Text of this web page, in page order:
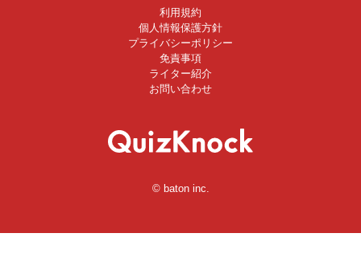
利用規約
個人情報保護方針
プライバシーポリシー
免責事項
ライター紹介
お問い合わせ
© baton inc.